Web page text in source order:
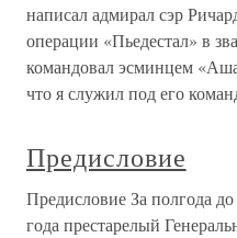
написал адмирал сэр
операции «Пьедестал» в
командовал эсминцем
что я служил под его
Предисловие
Предисловие За полгода
года престарелый